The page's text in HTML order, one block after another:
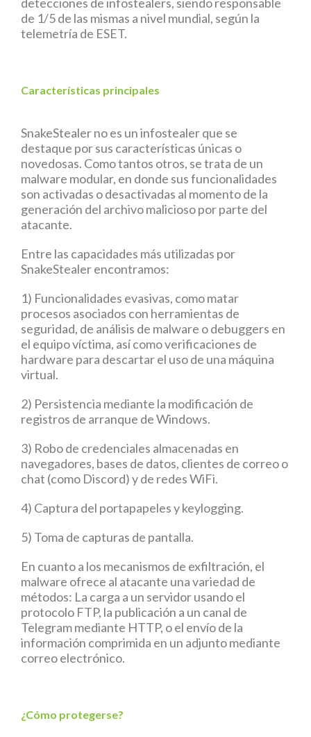
de 1/5 de las mismas a nivel mundial, según la
telemetría de ESET.
Características principales
SnakeStealer no es un infostealer que se
destaque por sus características únicas o
novedosas. Como tantos otros, se trata de un
malware modular, en donde sus funcionalidades
son activadas o desactivadas al momento de la
generación del archivo malicioso por parte del
atacante.
Entre las capacidades más utilizadas por
SnakeStealer encontramos:
1) Funcionalidades evasivas, como matar
procesos asociados con herramientas de
seguridad, de análisis de malware o debuggers en
el equipo víctima, así como verificaciones de
hardware para descartar el uso de una máquina
virtual.
2) Persistencia mediante la modificación de
registros de arranque de Windows.
3) Robo de credenciales almacenadas en
navegadores, bases de datos, clientes de correo o
chat (como Discord) y de redes WiFi.
4) Captura del portapapeles y keylogging.
5) Toma de capturas de pantalla.
En cuanto a los mecanismos de exfiltración, el
malware ofrece al atacante una variedad de
métodos: La carga a un servidor usando el
protocolo FTP, la publicación a un canal de
Telegram mediante HTTP, o el envío de la
información comprimida en un adjunto mediante
correo electrónico.
¿Cómo protegerse?